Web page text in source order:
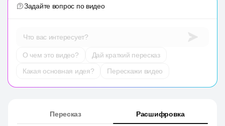
Задайте вопрос по видео
Что вас интересует?
О чем это видео?
Дай краткий пересказ
Какая основная идея?
Перескажи видео
Пересказ Расшифровка